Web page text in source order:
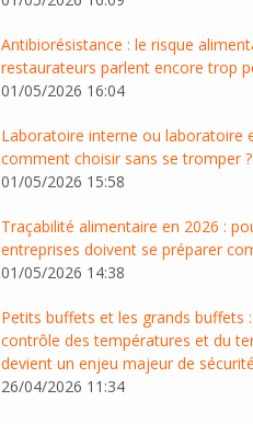
Antibiorésistance : le risque
restaurateurs parlent encore trop
01/05/2026 16:04
Laboratoire interne ou laboratoire
comment choisir sans se tromper ?
01/05/2026 15:58
Traçabilité alimentaire en 2026 :
entreprises doivent se préparer
01/05/2026 14:38
Petits buffets et les grands buffets
contrôle des températures et du
devient un enjeu majeur de
26/04/2026 11:34